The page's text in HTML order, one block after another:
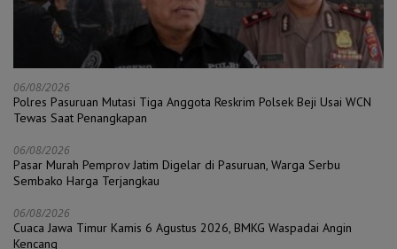
06/08/2026
Polres Pasuruan Mutasi Tiga Anggota Reskrim Polsek Beji Usai WCN
Tewas Saat Penangkapan
06/08/2026
Pasar Murah Pemprov Jatim Digelar di Pasuruan, Warga Serbu
Sembako Harga Terjangkau
06/08/2026
Cuaca Jawa Timur Kamis 6 Agustus 2026, BMKG Waspadai Angin
Kencang